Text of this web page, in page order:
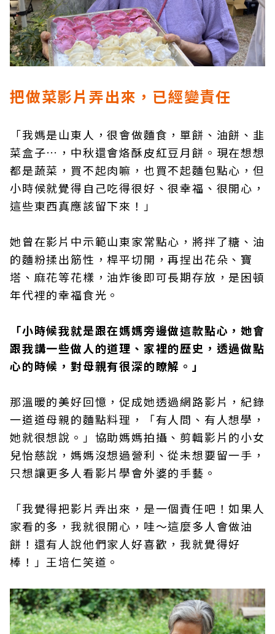
把做菜影片弄出來，已經變責任
「我媽是山東人，很會做麵食，單餅、油餅、韭
菜盒子…，中秋還會烙酥皮紅豆月餅。現在想想
都是蔬菜，買不起肉嘛，也買不起麵包點心，但
小時候就覺得自己吃得很好、很幸福、很開心，
這些東西真應該留下來！」
她曾在影片中示範山東家常點心，將拌了糖、油
的麵粉揉出筋性，桿平切開，再捏出花朵、寶
塔、麻花等花樣，油炸後即可長期存放，是困頓
年代裡的幸福食光。
「小時候我就是跟在媽媽旁邊做這款點心，她會
跟我講一些做人的道理、家裡的歷史，透過做點
心的時候，對母親有很深的瞭解。」
那溫暖的美好回憶，促成她透過網路影片，紀錄
一道道母親的麵點料理，「有人問、有人想學，
她就很想說。」協助媽媽拍攝、剪輯影片的小女
兒怡慈說，媽媽沒想過營利、從未想要留一手，
只想讓更多人看影片學會外婆的手藝。
「我覺得把影片弄出來，是一個責任吧！如果人
家看的多，我就很開心，哇～這麼多人會做油
餅！還有人說他們家人好喜歡，我就覺得好
棒！」王培仁笑道。